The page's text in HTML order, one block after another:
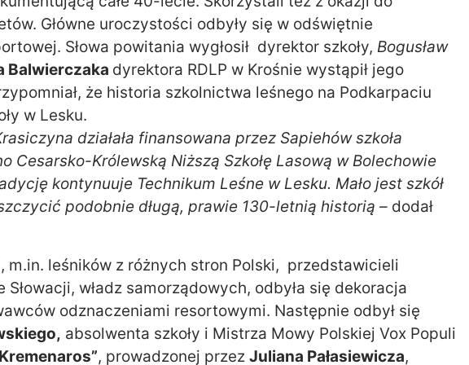
Główne uroczystości odbyły się w odświętnie
Słowa powitania wygłosił dyrektor szkoły, Bogusław
Balwierczaka dyrektora RDLP w Krośnie wystąpił jego
że historia szkolnictwa leśnego na Podkarpaciu
w Lesku.
działała finansowana przez Sapiehów szkoła
Cesarsko-Królewską Niższą Szkołę Lasową w Bolechowie
kontynuuje Technikum Leśne w Lesku. Mało jest szkół
podobnie długą, prawie 130-letnią historią – dodał
m.in. leśników z różnych stron Polski, przedstawicieli
władz samorządowych, odbyła się dekoracja
odznaczeniami resortowymi. Następnie odbył się
absolwenta szkoły i Mistrza Mowy Polskiej Vox Populi
, prowadzonej przez Juliana Pałasiewicza,